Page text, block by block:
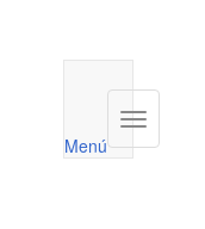
utilidades
Menú
Menú